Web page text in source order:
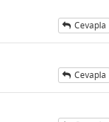
Cevapla
Cevapla